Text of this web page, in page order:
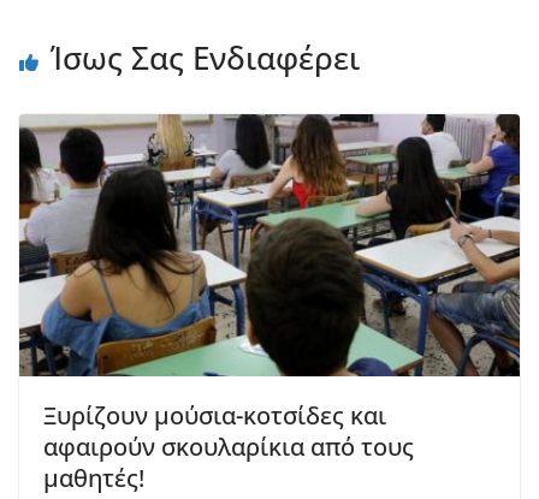
Ίσως Σας Ενδιαφέρει
Ξυρίζουν μούσια-κοτσίδες και
αφαιρούν σκουλαρίκια από τους
μαθητές!